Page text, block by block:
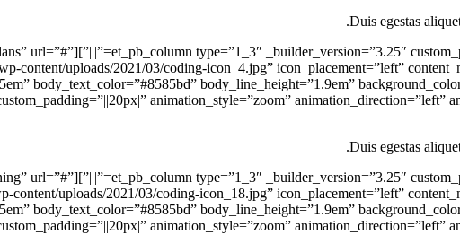
Duis egestas
title=”Lessons Plans” url=”#”
content/uploads/2021/03/coding-icon_4.jpg” icon_placement=”left”
body_text_color=”#8585bd” body_line_height=”1.9em”
animation_style=”zoom”
Duis egestas
title=”Teacher Training” url=”#”
content/uploads/2021/03/coding-icon_18.jpg” icon_placement=”left”
body_text_color=”#8585bd” body_line_height=”1.9em”
animation_style=”zoom”